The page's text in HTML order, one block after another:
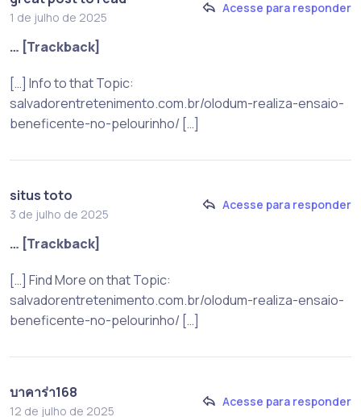
1 de julho de 2025
Acesse para responder
… [Trackback]
[…] Info to that Topic:
salvadorentretenimento.com.br/olodum-realiza-ensaio-
beneficente-no-pelourinho/ […]
situs toto
3 de julho de 2025
Acesse para responder
… [Trackback]
[…] Find More on that Topic:
salvadorentretenimento.com.br/olodum-realiza-ensaio-
beneficente-no-pelourinho/ […]
บาคาร่า168
12 de julho de 2025
Acesse para responder